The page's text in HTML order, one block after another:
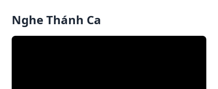
Nghe Thánh Ca